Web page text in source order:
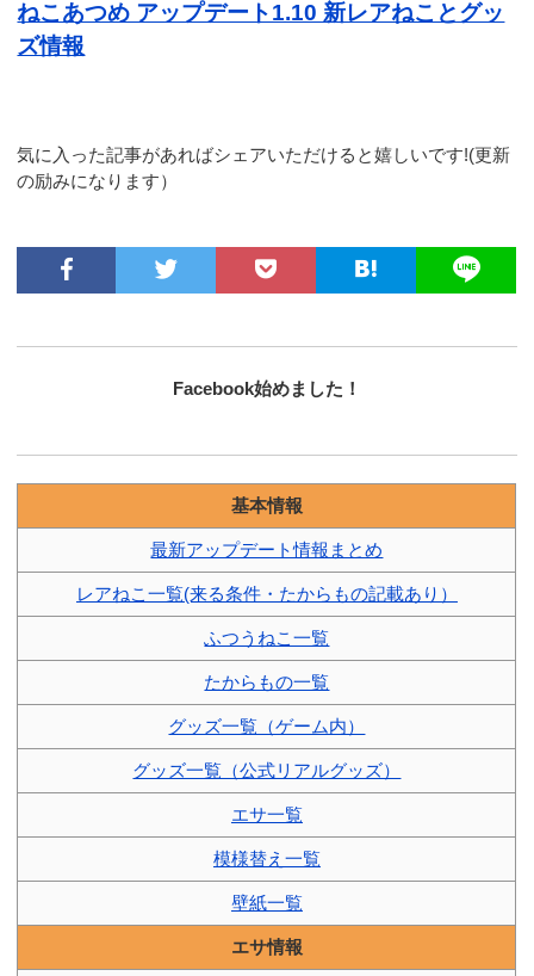
ねこあつめ アップデート1.10 新レアねことグッ
ズ情報
気に入った記事があればシェアいただけると嬉しいです!(更新
の励みになります）
Facebook始めました！
基本情報
最新アップデート情報まとめ
レアねこ一覧(来る条件・たからもの記載あり）
ふつうねこ一覧
たからもの一覧
グッズ一覧（ゲーム内）
グッズ一覧（公式リアルグッズ）
エサ一覧
模様替え一覧
壁紙一覧
エサ情報